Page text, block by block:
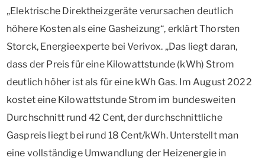
„Elektrische Direktheizgeräte verursachen deutlich
höhere Kosten als eine Gasheizung“, erklärt Thorsten
Storck, Energieexperte bei Verivox. „Das liegt daran,
dass der Preis für eine Kilowattstunde (kWh) Strom
deutlich höher ist als für eine kWh Gas. Im August 2022
kostet eine Kilowattstunde Strom im bundesweiten
Durchschnitt rund 42 Cent, der durchschnittliche
Gaspreis liegt bei rund 18 Cent/kWh. Unterstellt man
eine vollständige Umwandlung der Heizenergie in